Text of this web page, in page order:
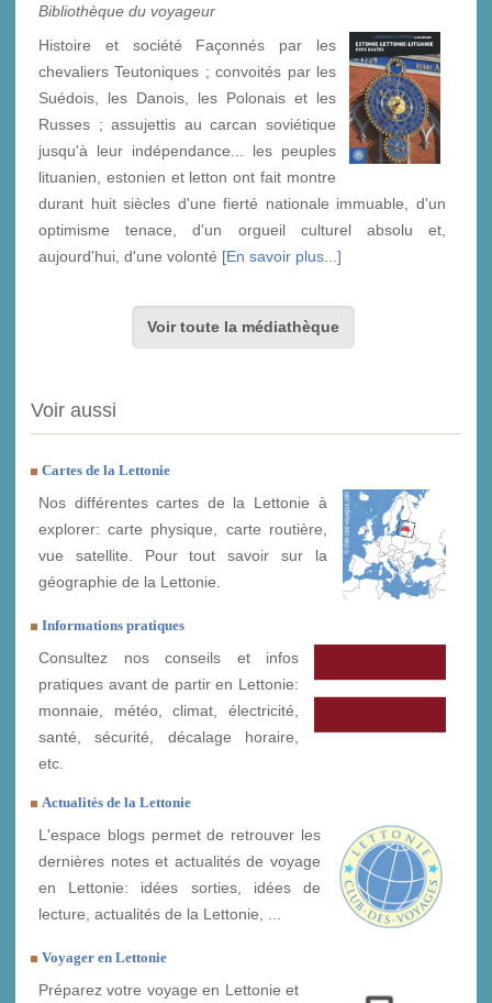
Bibliothèque du voyageur
Histoire et société Façonnés par les
chevaliers Teutoniques ; convoités par les
Suédois, les Danois, les Polonais et les
Russes ; assujettis au carcan soviétique
jusqu'à leur indépendance... les peuples
lituanien, estonien et letton ont fait montre
durant huit siècles d'une fierté nationale immuable, d'un
optimisme tenace, d'un orgueil culturel absolu et,
aujourd'hui, d'une volonté [En savoir plus...]
Voir toute la médiathèque
Voir aussi
Cartes de la Lettonie
Nos différentes cartes de la Lettonie à
explorer: carte physique, carte routière,
vue satellite. Pour tout savoir sur la
géographie de la Lettonie.
Informations pratiques
Consultez nos conseils et infos
pratiques avant de partir en Lettonie:
monnaie, météo, climat, électricité,
santé, sécurité, décalage horaire,
etc.
Actualités de la Lettonie
L'espace blogs permet de retrouver les
dernières notes et actualités de voyage
en Lettonie: idées sorties, idées de
lecture, actualités de la Lettonie, ...
Voyager en Lettonie
Préparez votre voyage en Lettonie et